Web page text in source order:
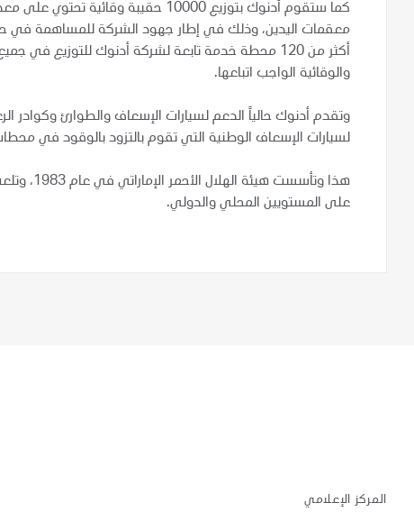
كما ستقوم أدنوك بتوزيع 10000 حقيبة
معقمات اليدين، وذلك في إطار جهود الشركة للمساهمة في
أكثر من 120 محطة خدمة تابعة لشركة أدنوك للتوزيع في
والوقائية الواجب اتباعها.
وتقدم أدنوك حالياً الدعم لسيارات الإسعاف والطوارئ وكوادر
لسيارات الإسعاف الوطنية التي تقوم بالتزود بالوقود في
هذا
على المستويين المحلي والدولي.
المركز الإعلامي